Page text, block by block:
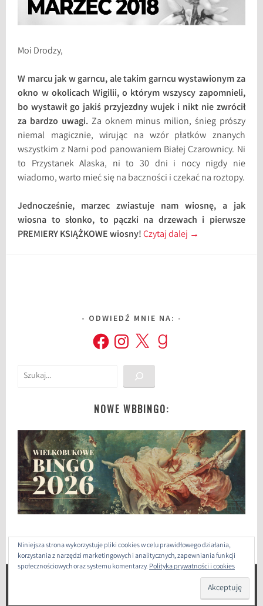
Moi Drodzy,
W marcu jak w garncu, ale takim garncu wystawionym za
okno w okolicach Wigilii, o którym wszyscy zapomnieli,
bo wystawił go jakiś przyjezdny wujek i nikt nie zwrócił
za bardzo uwagi. Za oknem minus milion, śnieg prószy
niemal magicznie, wirując na wzór płatków znanych
wszystkim z Narni pod panowaniem Białej Czarownicy. Ni
to Przystanek Alaska, ni to 30 dni i nocy nigdy nie
wiadomo, warto mieć się na baczności i czekać na roztopy.
Jednocześnie, marzec zwiastuje nam wiosnę, a jak
wiosna to słonko, to pączki na drzewach i pierwsze
PREMIERY KSIĄŻKOWE wiosny!Czytaj dalej →
ODWIEDŹ MNIE NA:
FacebookInstagram
X Goodreads
Szukaj
NOWE WBBINGO:
THEME: SELA
Niniejsza strona wykorzystuje pliki cookies w celu prawidłowego działania,
korzystania z narzędzi marketingowych i analitycznych, zapewniania funkcji
społecznościowych oraz systemu komentarzy.Polityka prywatności i cookies